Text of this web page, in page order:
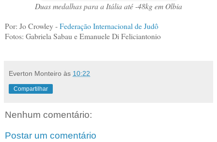
Duas medalhas para a Itália até -48kg em Olbia
Por: Jo Crowley -Federação Internacional de Judô
Fotos: Gabriela Sabau e Emanuele Di Feliciantonio
Everton Monteiro às 10:22
Compartilhar
Nenhum comentário:
Postar um comentário